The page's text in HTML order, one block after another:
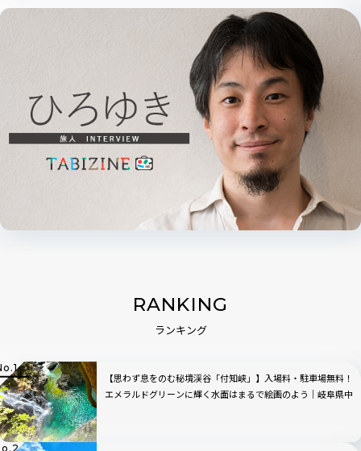
RANKING
ランキング
【思わず息をのむ秘境渓谷「付知峡」】入場料・駐車場無料！
エメラルドグリーンに輝く水面はまるで絵画のよう｜岐阜県中